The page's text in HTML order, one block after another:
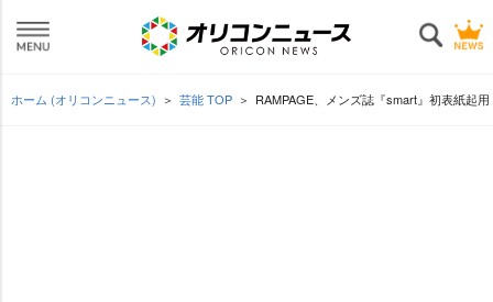
ホーム (オリコンニュース) 芸能 TOP RAMPAGE、メンズ誌『smart』初表紙起